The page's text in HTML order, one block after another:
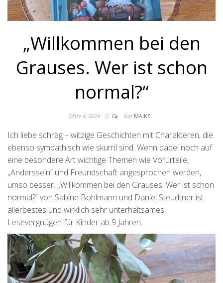
„Willkommen bei den
Grauses. Wer ist schon
normal?“
März 4, 2024 0 Von MAIKE
Ich liebe schräg – witzige Geschichten mit Charakteren, die
ebenso sympathisch wie skurril sind. Wenn dabei noch auf
eine besondere Art wichtige Themen wie Vorurteile,
„Anderssein“ und Freundschaft angesprochen werden,
umso besser. „Willkommen bei den Grauses. Wer ist schon
normal?“ von Sabine Bohlmann und Daniel Steudtner ist
allerbestes und wirklich sehr unterhaltsames
Lesevergnügen für Kinder ab 9 Jahren.